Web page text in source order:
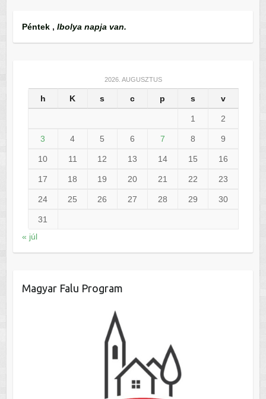
Péntek , Ibolya napja van.
2026. AUGUSZTUS
h K s c p s v
1 2
3 4 5 6 7 8 9
10 11 12 13 14 15 16
17 18 19 20 21 22 23
24 25 26 27 28 29 30
31
« júl
Magyar Falu Program